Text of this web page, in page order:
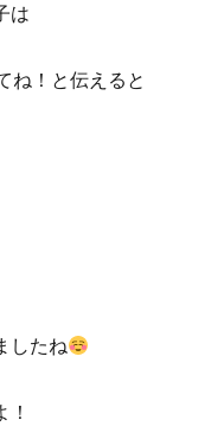
は
！と伝えると
したね